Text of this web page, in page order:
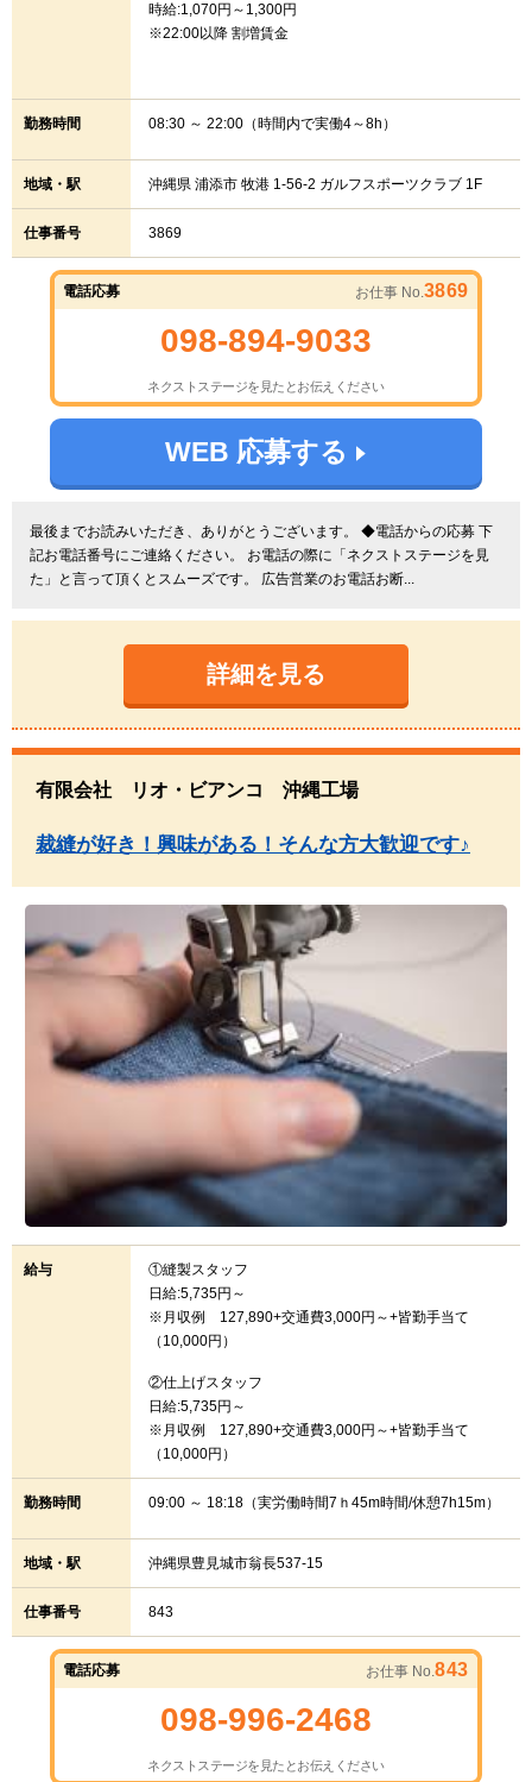
時給:1,070円～1,300円
※22:00以降 割増賃金
勤務時間 08:30 ～ 22:00（時間内で実働4～8h）
地域・駅 沖縄県 浦添市 牧港 1-56-2 ガルフスポーツクラブ 1F
仕事番号 3869
電話応募 お仕事 No.3869
098-894-9033
ネクストステージを見たとお伝えください
WEB 応募する
最後までお読みいただき、ありがとうございます。 ◆電話からの応募 下
記お電話番号にご連絡ください。 お電話の際に「ネクストステージを見
た」と言って頂くとスムーズです。 広告営業のお電話お断...
詳細を見る
有限会社 リオ・ビアンコ 沖縄工場
裁縫が好き！興味がある！そんな方大歓迎です♪
給与
①縫製スタッフ
日給:5,735円～
※月収例 127,890+交通費3,000円～+皆勤手当て
（10,000円）
②仕上げスタッフ
日給:5,735円～
※月収例 127,890+交通費3,000円～+皆勤手当て
（10,000円）
勤務時間 09:00 ～ 18:18（実労働時間7ｈ45m時間/休憩7h15m）
地域・駅 沖縄県豊見城市翁長537-15
仕事番号 843
電話応募 お仕事 No.843
098-996-2468
ネクストステージを見たとお伝えください